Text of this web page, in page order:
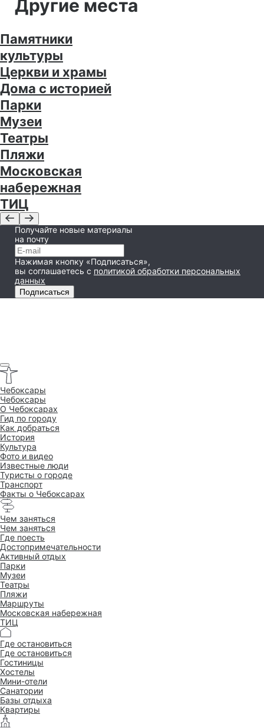
Другие места
Памятники
культуры
Церкви и храмы
Дома с историей
Парки
Музеи
Театры
Пляжи
Московская
набережная
ТИЦ
Получайте новые материалы
на почту
Нажимая кнопку «Подписаться»,
вы соглашаетесь с политикой обработки персональных
данных
Подписаться
Чебоксары
Чебоксары
O Чебоксарах
Гид по городу
Как добраться
История
Культура
Фото и видео
Известные люди
Туристы о городе
Транспорт
Факты о Чебоксарах
Чем заняться
Чем заняться
Где поесть
Достопримеча­тельности
Активный отдых
Парки
Музеи
Театры
Пляжи
Маршруты
Московская набережная
ТИЦ
Где остановиться
Где остановиться
Гостиницы
Хостелы
Мини-отели
Санатории
Базы отдыха
Квартиры